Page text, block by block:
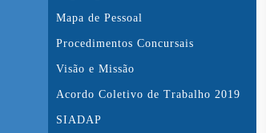
Mapa de Pessoal
Procedimentos Concursais
Visão e Missão
Acordo Coletivo de Trabalho 2019
SIADAP